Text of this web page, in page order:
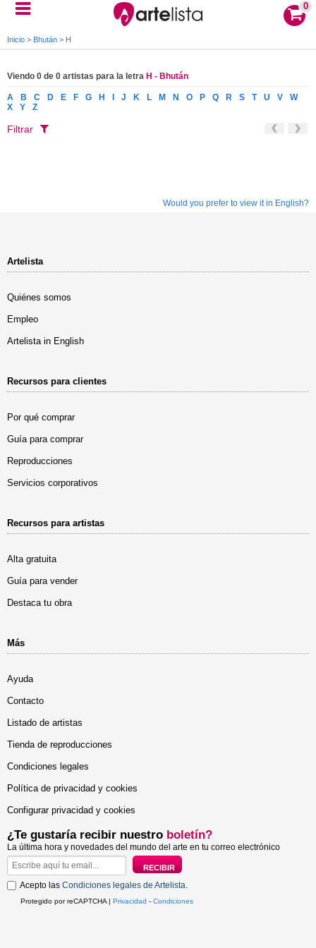
0
Inicio > Bhután > H
Viendo 0 de 0 artistas para la letra H - Bhután
A B C D E F G H J K L M N O P Q R S T U V
W
X
Y Z
Filtrar
Would you prefer to view it in English?
Artelista
Quiénes somos
Empleo
Artelista in English
Recursos para clientes
Por qué comprar
Guía para comprar
Reproducciones
Servicios corporativos
Recursos para artistas
Alta gratuita
Guía para vender
Destaca tu obra
Más
Ayuda
Contacto
Listado de artistas
Tienda de reproducciones
Condiciones legales
Política de privacidad y cookies
Configurar privacidad y cookies
¿Te gustaría recibir nuestro boletín?
La última hora y novedades del mundo del arte en tu correo electrónico
Acepto las Condiciones legales de Artelista.
Protegido por reCAPTCHA | Privacidad - Condiciones